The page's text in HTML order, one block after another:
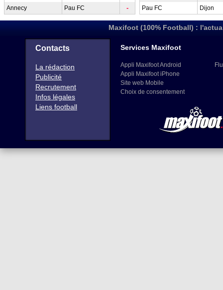
Annecy Pau FC -
Pau FC
Dijon
Maxifoot (100% Football) :
Contacts
La rédaction
Publicité
Recrutement
Infos légales
Liens football
Services Maxifoot
Appli Maxifoot Android
Appli Maxifoot iPhone
Site web Mobile
Choix de consentement